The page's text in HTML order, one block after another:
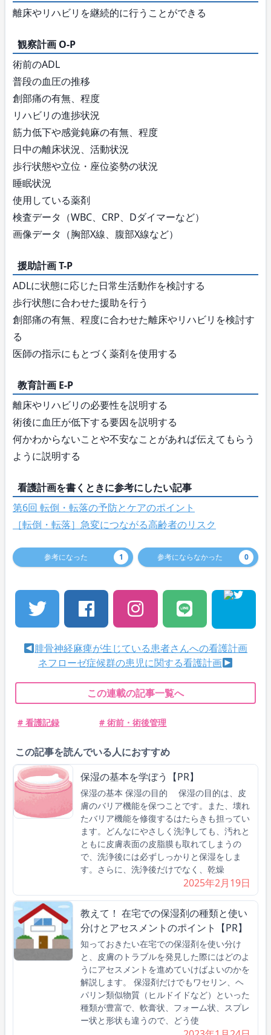
離床やリハビリを継続的に行うことができる
観察計画 O-P
術前のADL
普段の血圧の推移
創部痛の有無、程度
リハビリの進捗状況
筋力低下や感覚鈍麻の有無、程度
日中の離床状況、活動状況
歩行状態や立位・座位姿勢の状況
睡眠状況
使用している薬剤
検査データ（WBC、CRP、Dダイマーなど）
画像データ（胸部X線、腹部X線など）
援助計画 T-P
ADLに状態に応じた日常生活動作を検討する
歩行状態に合わせた援助を行う
創部痛の有無、程度に合わせた離床やリハビリを検討す
る
医師の指示にもとづく薬剤を使用する
教育計画 E-P
離床やリハビリの必要性を説明する
術後に血圧が低下する要因を説明する
何かわからないことや不安なことがあれば伝えてもらう
ように説明する
看護計画を書くときに参考にしたい記事
第6回 転倒・転落の予防とケアのポイント
［転倒・転落］急変につながる高齢者のリスク
参考になった 1 参考にならなかった 0
腓骨神経麻痺が生じている患者さんへの看護計画
ネフローゼ症候群の患児に関する看護計画
この連載の記事一覧へ
# 看護記録 # 術前・術後管理
この記事を読んでいる人におすすめ
保湿の基本を学ぼう【PR】
保湿の基本 保湿の目的 保湿の目的は、皮
膚のバリア機能を保つことです。また、壊れ
たバリア機能を修復するはたらきも担ってい
ます。どんなにやさしく洗浄しても、汚れと
ともに皮膚表面の皮脂膜も取れてしまうの
で、洗浄後には必ずしっかりと保湿をしま
す。さらに、洗浄後だけでなく、乾燥
2025年2月19日
教えて！ 在宅での保湿剤の種類と使い
分けとアセスメントのポイント【PR】
知っておきたい在宅での保湿剤を使い分け
と、皮膚のトラブルを発見した際にはどのよ
うにアセスメントを進めていけばよいのかを
解説します。 保湿剤だけでもワセリン、ヘ
パリン類似物質（ヒルドイドなど）といった
種類が豊富で、軟膏状、フォーム状、スプレ
ー状と形状も違うので、どう使